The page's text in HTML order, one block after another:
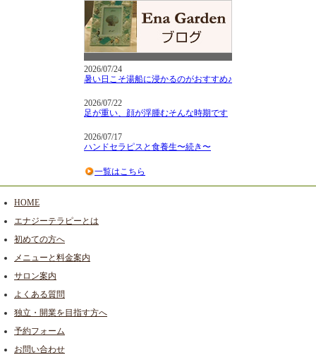
2026/07/24
暑い日こそ湯船に浸かるのがおすすめ♪
2026/07/22
足が重い、顔が浮腫むそんな時期です
2026/07/17
ハンドセラピスと食養生〜続き〜
一覧はこちら
HOME
エナジーテラピーとは
初めての方へ
メニューと料金案内
サロン案内
よくある質問
独立・開業を目指す方へ
予約フォーム
お問い合わせ